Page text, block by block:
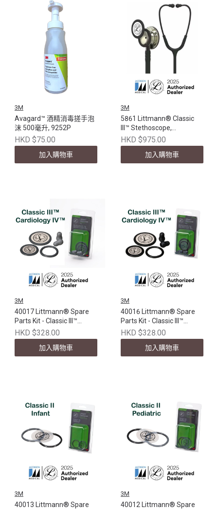
3M
Avagard™ 酒精消毒搓手泡
沫 500毫升, 9252P
HKD $75.00
加入購物車
3M
5861 Littmann® Classic
III™ Stethoscope,
Champagne - Finish
Chestpiece, Black Tube,
Smoke Stem and Headset,
27 inch
HKD $975.00
加入購物車
3M
40017 Littmann® Spare
Parts Kit - Classic III™
Cardiology IV™, Gray
HKD $328.00
加入購物車
3M
40016 Littmann® Spare
Parts Kit - Classic III™
Cardiology IV™, Black
HKD $328.00
加入購物車
3M
40013 Littmann® Spare
3M
40012 Littmann® Spare